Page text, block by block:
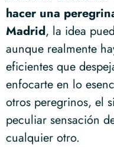
hacer una
Madrid, la idea
aunque realmente
eficientes que
enfocarte en lo
otros peregrinos, el
peculiar sensación
cualquier otro.